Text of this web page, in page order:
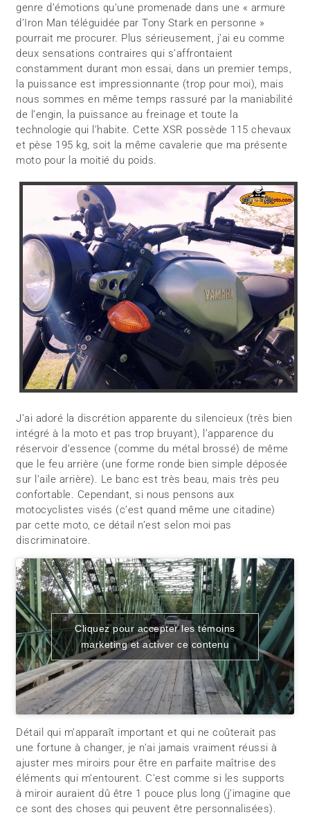
genre d’émotions qu’une promenade dans une « armure
d’Iron Man téléguidée par Tony Stark en personne »
pourrait me procurer. Plus sérieusement, j’ai eu comme
deux sensations contraires qui s’affrontaient
constamment durant mon essai, dans un premier temps,
la puissance est impressionnante (trop pour moi), mais
nous sommes en même temps rassuré par la maniabilité
de l’engin, la puissance au freinage et toute la
technologie qui l’habite. Cette XSR possède 115 chevaux
et pèse 195 kg, soit la même cavalerie que ma présente
moto pour la moitié du poids.
J’ai adoré la discrétion apparente du silencieux (très bien
intégré à la moto et pas trop bruyant), l’apparence du
réservoir d’essence (comme du métal brossé) de même
que le feu arrière (une forme ronde bien simple déposée
sur l’aile arrière). Le banc est très beau, mais très peu
confortable. Cependant, si nous pensons aux
motocyclistes visés (c’est quand même une citadine)
par cette moto, ce détail n’est selon moi pas
discriminatoire.
Cliquez pour accepter les témoins
marketing et activer ce contenu
Détail qui m’apparaît important et qui ne coûterait pas
une fortune à changer, je n’ai jamais vraiment réussi à
ajuster mes miroirs pour être en parfaite maîtrise des
éléments qui m’entourent. C’est comme si les supports
à miroir auraient dû être 1 pouce plus long (j’imagine que
ce sont des choses qui peuvent être personnalisées).